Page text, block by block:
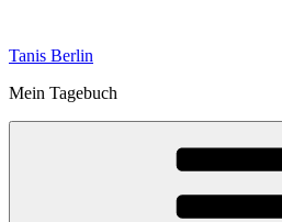
springen
Tanis Berlin
Mein Tagebuch